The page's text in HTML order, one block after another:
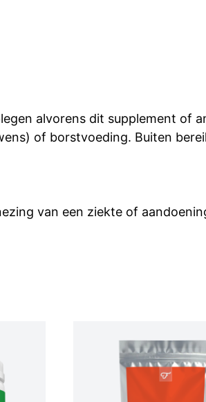
alvorens dit supplement of
of borstvoeding. Buiten
van een ziekte of